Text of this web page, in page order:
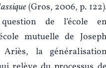
(Gros, 2006, p.
de l’école en
mutuelle de Joseph
la généralisation